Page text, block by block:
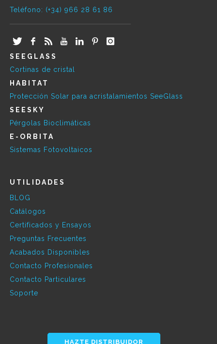
Teléfono: (+34) 966 28 61 86
SEEGLASS
Cortinas de cristal
HABITAT
Protección Solar para acristalamientos SeeGlass
SEESKY
Pérgolas Bioclimáticas
E-ORBITA
Sistemas Fotovoltaicos
UTILIDADES
BLOG
Catálogos
Certificados y Ensayos
Preguntas Frecuentes
Acabados Disponibles
Contacto Profesionales
Contacto Particulares
Soporte
HAZTE DISTRIBUIDOR